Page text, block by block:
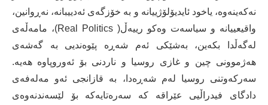
نەکەینەوە، یاخود ئایدیۆلۆژییانە و بە خۆزگەی ئەدییبانە، نەڕوانین،
واقیعییانە و سیاسەت وەکو رییەڵ( Real Politics)، مامەڵەی
لەگەڵدا بکەین، بەشێکی ئەم شەڕە پێوەندیی بە گەشەی
هەژموونی چین و غازی روسیا و ناردنی بۆ ئەوروپاوە هەیە.
سەرکەوتنی روسیا لەم شەڕەدا، بە قازانجی ئەو مەلەفەی
دادگای فیدراڵیی عێراقە کە سەرەتایەکە بۆ لێسەندنەوەی